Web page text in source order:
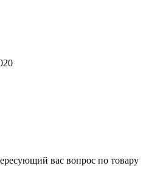
вас вопрос по товару